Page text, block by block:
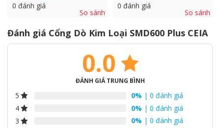
0 đánh giá
So sánh
0 đánh giá
So sánh
Đánh giá Cổng Dò Kim Loại SMD600 Plus CEIA
0.0
ĐÁNH GIÁ TRUNG BÌNH
5 0% | 0 đánh giá
4
0% | 0 đánh giá
3
0% | 0 đánh giá